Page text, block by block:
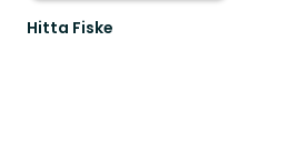
Hitta Fiske